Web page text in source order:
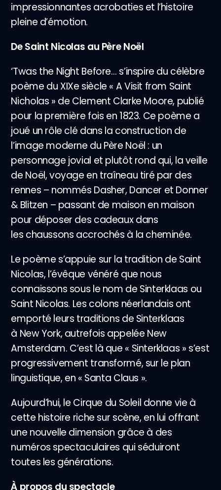
impressionnantes acrobaties et l’histoire
pleine d’émotion.
De Saint Nicolas au Père Noël
‘Twas the Night Before… s’inspire du célèbre
poème du XIXe siècle « A Visit from Saint
Nicholas » de Clement Clarke Moore, publié
pour la première fois en 1823. Ce poème a
joué un rôle clé dans la construction de
l’image moderne du Père Noël : un
personnage jovial et plutôt rond qui, la veille
de Noël, voyage en traîneau tiré par des
rennes – nommés Dasher, Dancer et Donner
& Blitzen – passant de maison en maison
pour déposer des cadeaux dans
les chaussons accrochés à la cheminée.
Le poème s’appuie sur la tradition de Saint
Nicolas, l’évêque vénéré que nous
connaissons sous le nom de Sinterklaas ou
Saint Nicolas. Les colons néerlandais ont
emporté leurs traditions de Sinterklaas
à New York, autrefois appelée New
Amsterdam. C’est là que « Sinterklaas » s’est
progressivement transformé, sur le plan
linguistique, en « Santa Claus ».
Aujourd’hui, le Cirque du Soleil donne vie à
cette histoire riche sur scène, en lui offrant
une nouvelle dimension grâce à des
numéros spectaculaires qui séduiront
toutes les générations.
À propos du spectacle